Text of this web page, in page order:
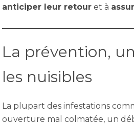
anticiper leur retour et à
La prévention,
les nuisibles
La plupart des infestations
ouverture mal colmatée, un